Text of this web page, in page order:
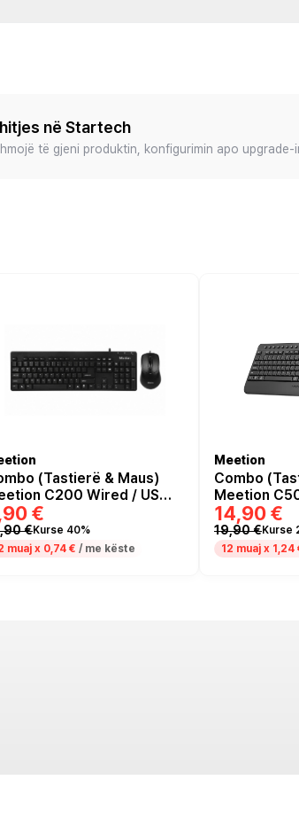
në Startech
të gjeni produktin, konfigurimin apo upgrade-
(Tastierë & Maus)
C200 Wired / US
- Zezë
€
€Kurse 40%
muaj x 0,74 € / me këste
Meetion
Combo
Meetion
US Layout -
14,90 €
19,90 €Kurse
12 muaj x 1,24